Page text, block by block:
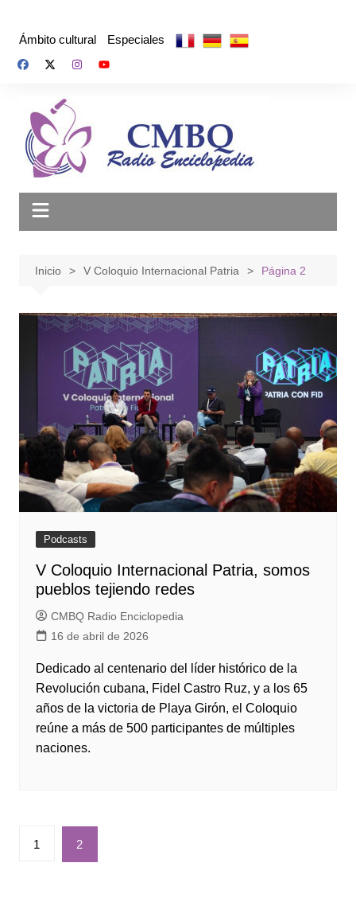
Ámbito cultural Especiales
Inicio V Coloquio Internacional Patria Página 2
Podcasts
V Coloquio Internacional Patria, somos
pueblos tejiendo redes
CMBQ Radio Enciclopedia
16 de abril de 2026
Dedicado al centenario del líder histórico de la
Revolución cubana, Fidel Castro Ruz, y a los 65
años de la victoria de Playa Girón, el Coloquio
reúne a más de 500 participantes de múltiples
naciones.
Paginación
1 2